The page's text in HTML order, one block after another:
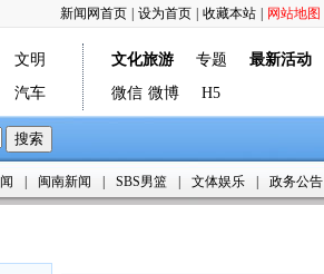
网站地图
收藏本站
设为首页
新闻网首页
文明
汽车
文化旅游 专题
最新活动
微信 微博 H5
闽南新闻 SBS男篮 文体娱乐 政务公告